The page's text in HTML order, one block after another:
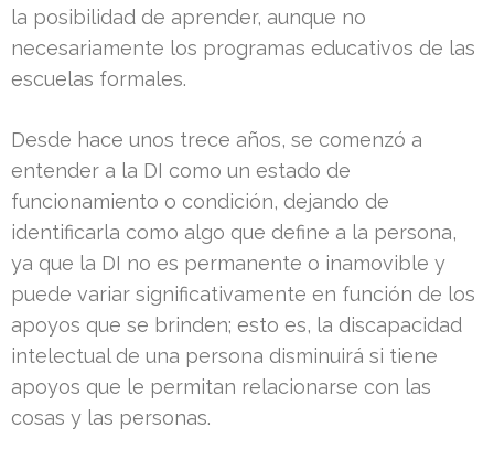
la posibilidad de aprender, aunque no
necesariamente los programas educativos de las
escuelas formales.
Desde hace unos trece años, se comenzó a
entender a la DI como un estado de
funcionamiento o condición, dejando de
identificarla como algo que define a la persona,
ya que la DI no es permanente o inamovible y
puede variar significativamente en función de los
apoyos que se brinden; esto es, la discapacidad
intelectual de una persona disminuirá si tiene
apoyos que le permitan relacionarse con las
cosas y las personas.